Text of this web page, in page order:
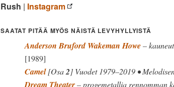
Rush | Instagram
SAATAT PITÄÄ MYÖS NÄISTÄ LEVYHYLLYISTÄ
Anderson Bruford Wakeman Howe–
[1989]
Camel[Osa2] Vuodet 1979–2019 •
Dream Theater– progemetallia rennomman